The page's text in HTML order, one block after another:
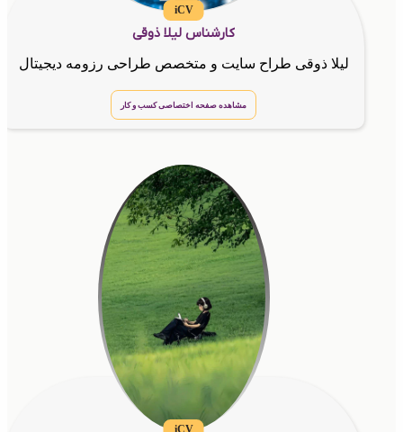
iCV
کارشناس لیلا ذوقی
لیلا ذوقی طراح سایت و متخصص طراحی رزومه دیجیتال
مشاهده صفحه اختصاصی کسب و کار
iCV